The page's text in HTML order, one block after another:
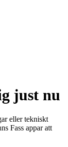
just nu
eller tekniskt
Fass appar att